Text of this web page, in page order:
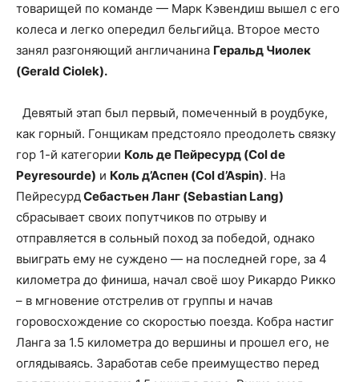
товарищей по команде — Марк Кэвендиш вышел с его
колеса и легко опередил бельгийца. Второе место
занял разгоняющий англичанина Геральд Чиолек
(Gerald Ciolek).
Девятый этап был первый, помеченный в роудбуке,
как горный. Гонщикам предстояло преодолеть связку
гор 1-й категории Коль де Пейреcурд (Col de
Peyresourde) и Коль д’Аспен (Col d’Aspin). На
ПейресурдСебастьен Ланг (Sebastian Lang)
сбрасывает своих попутчиков по отрыву и
отправляется в сольный поход за победой, однако
выиграть ему не суждено — на последней горе, за 4
километра до финиша, начал своё шоу Рикардо Рикко
– в мгновение отстрелив от группы и начав
горовосхождение со скоростью поезда. Кобра настиг
Ланга за 1.5 километра до вершины и прошел его, не
оглядываясь. Заработав себе преимущество перед